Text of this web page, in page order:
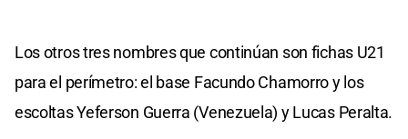
Los otros tres nombres que continúan son fichas U21
para el perímetro: el base Facundo Chamorro y los
escoltas Yeferson Guerra (Venezuela) y Lucas Peralta.